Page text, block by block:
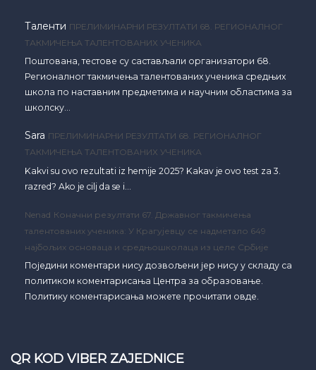
Таленти ПРЕЛИМИНАРНИ РЕЗУЛТАТИ 68. РЕГИОНАЛНОГ
ТАКМИЧЕЊА ТАЛЕНТОВАНИХ УЧЕНИКА
Поштована, тестове су састављали организатори 68.
Регионалног такмичења талентованих ученика средњих
школа по наставним предметима и научним областима за
школску…
Sara ПРЕЛИМИНАРНИ РЕЗУЛТАТИ 68. РЕГИОНАЛНОГ
ТАКМИЧЕЊА ТАЛЕНТОВАНИХ УЧЕНИКА
Kakvi su ovo rezultati iz hemije 2025? Kakav je ovo test za 3.
razred? Ako je cilj da se i…
Nenad Коначни резултати 67. Државног такмичења
талентованих ученика: У Крагујевцу се надметало 649
најбољих основаца и средњошколаца из целе Србије
Поједини коментари нису дозвољени јер нису у складу са
политиком коментарисања Центра за образовање.
Политику коментарисања можете прочитати овде.
QR KOD VIBER ZAJEDNICE